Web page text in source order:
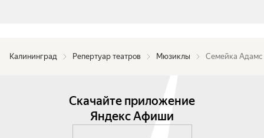
Калининград Репертуар театров Мюзиклы Семейка Адамс
Скачайте приложение
Яндекс Афиши